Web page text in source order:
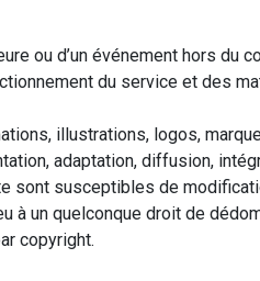
ou d’un événement hors du
du service et des
illustrations, logos,
adaptation, diffusion,
susceptibles de
à un quelconque droit de
copyright.